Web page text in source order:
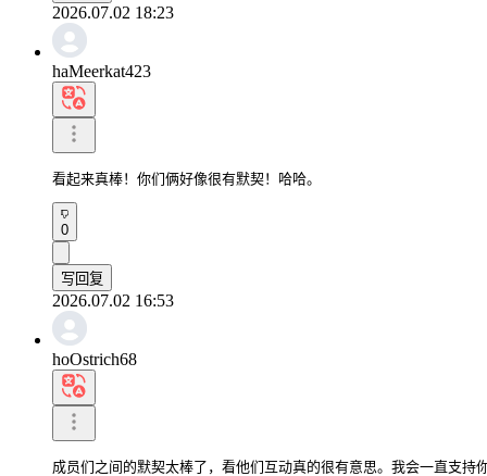
2026.07.02 18:23
haMeerkat423
看起来真棒！你们俩好像很有默契！哈哈。
0
写回复
2026.07.02 16:53
hoOstrich68
成员们之间的默契太棒了，看他们互动真的很有意思。我会一直支持